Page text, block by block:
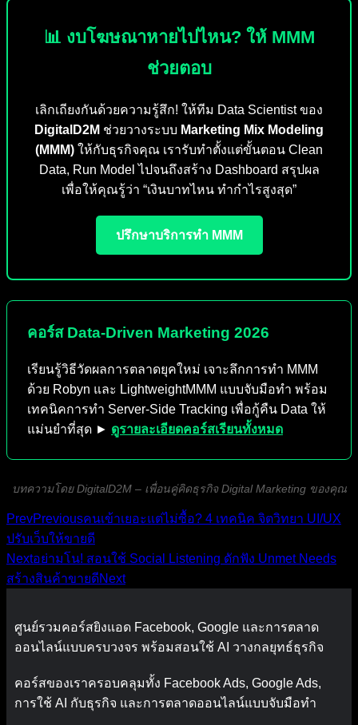
📊 งบโฆษณาหายไปไหน? ให้ MMM
ช่วยตอบ
เลิกเถียงกันด้วยความรู้สึก! ให้ทีม Data Scientist ของ
DigitalD2M ช่วยวางระบบ Marketing Mix Modeling
(MMM) ให้กับธุรกิจคุณ เรารับทำตั้งแต่ขั้นตอน Clean
Data, Run Model ไปจนถึงสร้าง Dashboard สรุปผล
เพื่อให้คุณรู้ว่า “เงินบาทไหน ทำกำไรสูงสุด”
ปรึกษาบริการทำ MMM
คอร์ส Data-Driven Marketing 2026
เรียนรู้วิธีวัดผลการตลาดยุคใหม่ เจาะลึกการทำ MMM
ด้วย Robyn และ LightweightMMM แบบจับมือทำ พร้อม
เทคนิคการทำ Server-Side Tracking เพื่อกู้คืน Data ให้
แม่นยำที่สุด ► ดูรายละเอียดคอร์สเรียนทั้งหมด
บทความโดย DigitalD2M – เพื่อนคู่คิดธุรกิจ Digital Marketing ของคุณ
PrevPreviousคนเข้าเยอะแต่ไม่ซื้อ? 4 เทคนิค จิตวิทยา UI/UX
ปรับเว็บให้ขายดี
Nextอย่ามโน! สอนใช้ Social Listening ดักฟัง Unmet Needs
สร้างสินค้าขายดีNext
ศูนย์รวมคอร์สยิงแอด Facebook, Google และการตลาด
ออนไลน์แบบครบวงจร พร้อมสอนใช้ AI วางกลยุทธ์ธุรกิจ
คอร์สของเราครอบคลุมทั้ง Facebook Ads, Google Ads,
การใช้ AI กับธุรกิจ และการตลาดออนไลน์แบบจับมือทำ